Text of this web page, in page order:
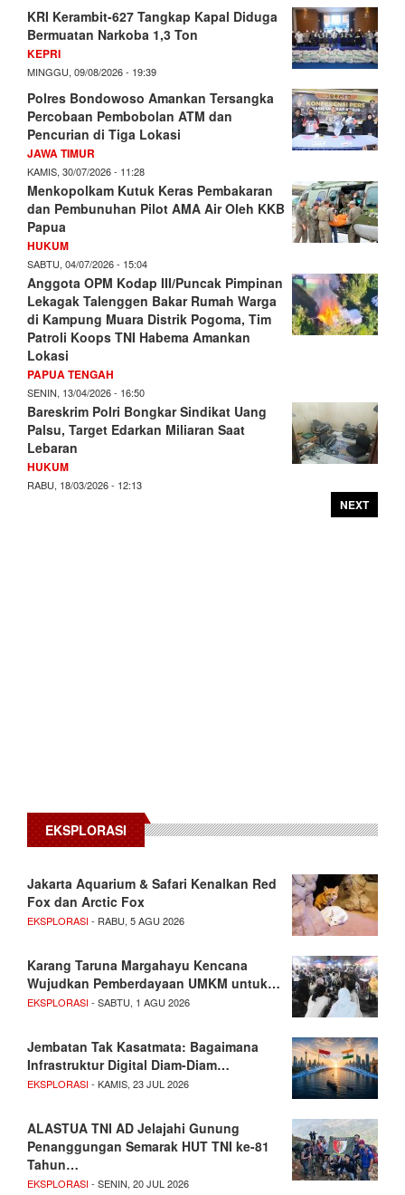
KRI Kerambit-627 Tangkap Kapal Diduga
Bermuatan Narkoba 1,3 Ton
KEPRI
MINGGU, 09/08/2026 - 19:39
Polres Bondowoso Amankan Tersangka
Percobaan Pembobolan ATM dan
Pencurian di Tiga Lokasi
JAWA TIMUR
KAMIS, 30/07/2026 - 11:28
Menkopolkam Kutuk Keras Pembakaran
dan Pembunuhan Pilot AMA Air Oleh KKB
Papua
HUKUM
SABTU, 04/07/2026 - 15:04
Anggota OPM Kodap III/Puncak Pimpinan
Lekagak Talenggen Bakar Rumah Warga
di Kampung Muara Distrik Pogoma, Tim
Patroli Koops TNI Habema Amankan
Lokasi
PAPUA TENGAH
SENIN, 13/04/2026 - 16:50
Bareskrim Polri Bongkar Sindikat Uang
Palsu, Target Edarkan Miliaran Saat
Lebaran
HUKUM
RABU, 18/03/2026 - 12:13
NEXT
EKSPLORASI
Jakarta Aquarium & Safari Kenalkan Red
Fox dan Arctic Fox
EKSPLORASI- RABU, 5 AGU 2026
Karang Taruna Margahayu Kencana
Wujudkan Pemberdayaan UMKM untuk…
EKSPLORASI- SABTU, 1 AGU 2026
Jembatan Tak Kasatmata: Bagaimana
Infrastruktur Digital Diam-Diam…
EKSPLORASI- KAMIS, 23 JUL 2026
ALASTUA TNI AD Jelajahi Gunung
Penanggungan Semarak HUT TNI ke-81
Tahun…
EKSPLORASI- SENIN, 20 JUL 2026